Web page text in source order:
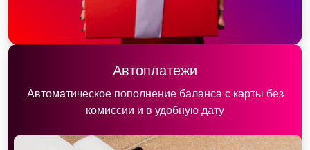
Автоплатежи
Автоматическое пополнение баланса с карты без
комиссии и в удобную дату